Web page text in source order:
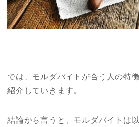
では、モルダバイトが合う人の特
紹介していきます。
結論から言うと、モルダバイトは